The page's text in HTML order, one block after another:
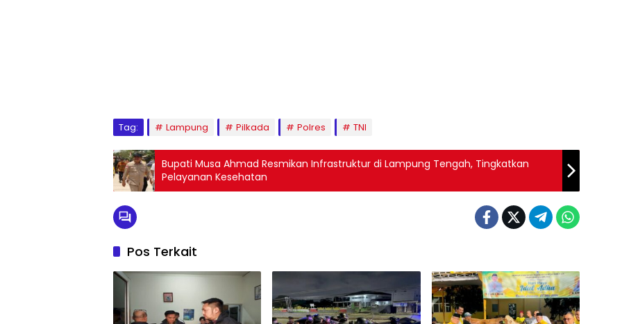
Tag: Lampung Pilkada Polres TNI
Bupati Musa Ahmad Resmikan Infrastruktur di Lampung Tengah, Tingkatkan
Pelayanan Kesehatan
Pos Terkait